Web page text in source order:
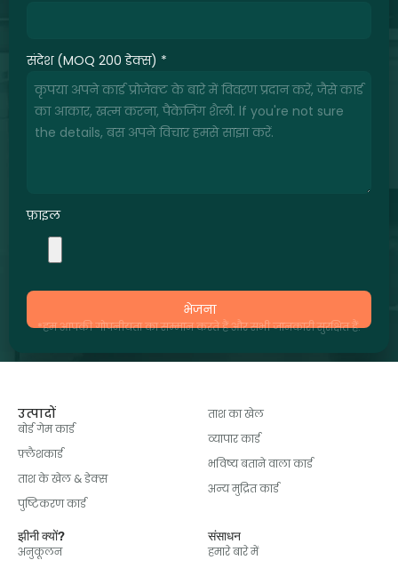
संदेश (MOQ 200 डेक्स) *
फ़ाइल
भेजना
*हम आपकी गोपनीयता का सम्मान करते हैं और सभी जानकारी सुरक्षित हैं.
उत्पादों
बोर्ड गेम कार्ड
फ़्लैशकार्ड
ताश के खेल & डेक्स
पुष्टिकरण कार्ड
ताश का खेल
व्यापार कार्ड
भविष्य बताने वाला कार्ड
अन्य मुद्रित कार्ड
झीनी क्यों?
अनुकूलन
संसाधन
हमारे बारे में